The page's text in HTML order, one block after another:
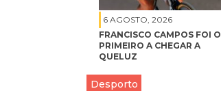
6 AGOSTO, 2026
FRANCISCO CAMPOS FOI O
PRIMEIRO A CHEGAR A
QUELUZ
Desporto